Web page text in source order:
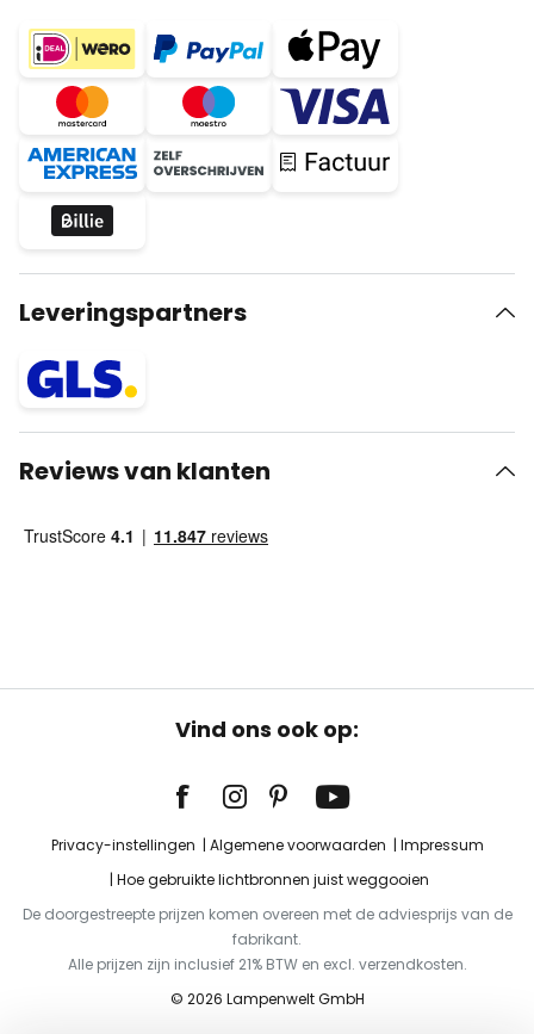
Leveringspartners
Reviews van klanten
Vind ons ook op:
Privacy-instellingen Algemene voorwaarden
Impressum
Hoe gebruikte lichtbronnen juist weggooien
De doorgestreepte prijzen komen overeen met de adviesprijs van de
fabrikant.
Alle prijzen zijn inclusief 21% BTW en excl. verzendkosten.
© 2026 Lampenwelt GmbH